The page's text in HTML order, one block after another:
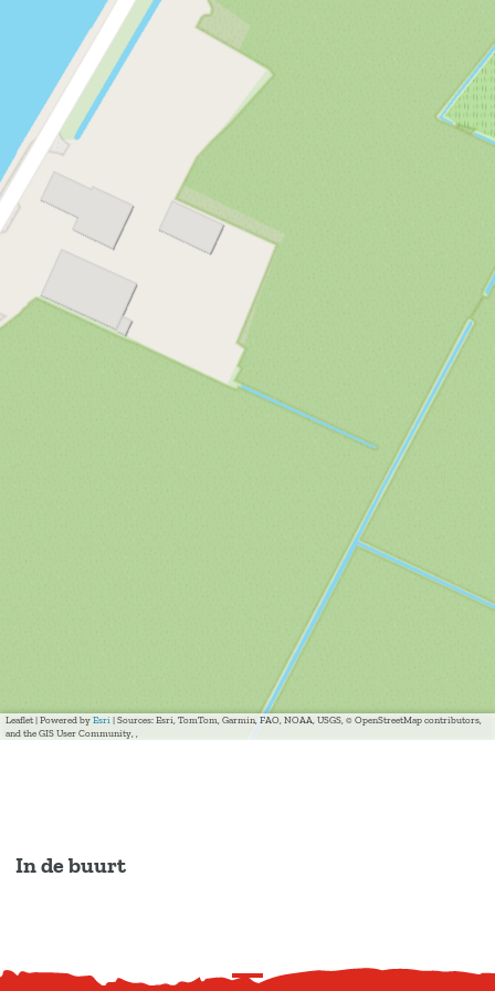
In de buurt
Leaflet | Powered by Esri | Sources: Esri, TomTom, Garmin, FAO, NOAA, USGS, © OpenStreetMap contributors,
and the GIS User Community, ,